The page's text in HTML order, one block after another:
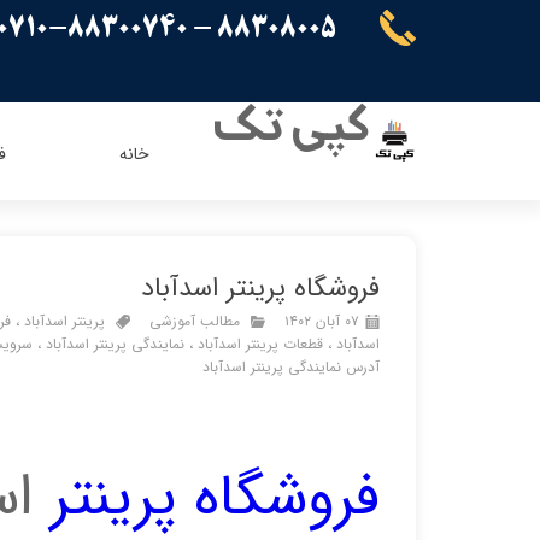
88308005 - 88300710-88300740
کپی تک خانه
پاناسونیک
شارپ
برادر
سامسونگ
فروشگاه پرینتر اسدآباد
۰۷ آبان ۱۴۰۲ مطالب آموزشی پرینتر اسدآباد ،
اسدآباد ، قطعات پرینتر اسدآباد ، نمایندگی پرینتر اسدآباد ،
آدرس نمایندگی پرینتر اسدآباد
فروشگاه پرینتر